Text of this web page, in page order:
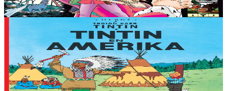
En stock12,95 €
Tintin en Amérique
A son arrivée en train à Chicago, Tintin se fait embarquer par un
groupe de gangster mais s’évade avec justesse. La course contre les
gangsters l’a conduit à...